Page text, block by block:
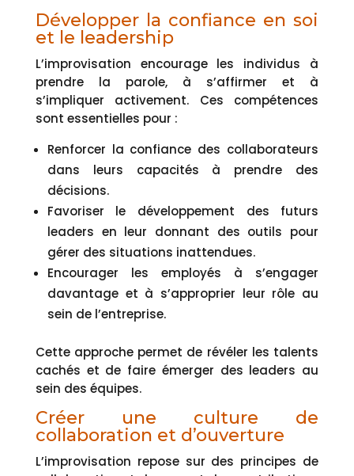
Développer la confiance en soi
et le leadership
L’improvisation encourage les individus à
prendre la parole, à s’affirmer et à
s’impliquer activement. Ces compétences
sont essentielles pour :
Renforcer la confiance des collaborateurs
dans leurs capacités à prendre des
décisions.
Favoriser le développement des futurs
leaders en leur donnant des outils pour
gérer des situations inattendues.
Encourager les employés à s’engager
davantage et à s’approprier leur rôle au
sein de l’entreprise.
Cette approche permet de révéler les talents
cachés et de faire émerger des leaders au
sein des équipes.
Créer une culture de
collaboration et d’ouverture
L’improvisation repose sur des principes de